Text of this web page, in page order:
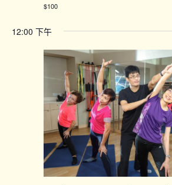
$100
12:00 下午